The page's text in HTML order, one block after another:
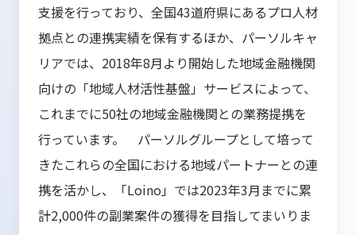
支援を行っており、全国43道府県にあるプロ人材
拠点との連携実績を保有するほか、パーソルキャ
リアでは、2018年8月より開始した地域金融機関
向けの「地域人材活性基盤」サービスによって、
これまでに50社の地域金融機関との業務提携を
行っています。 パーソルグループとして培って
きたこれらの全国における地域パートナーとの連
携を活かし、「Loino」では2023年3月までに累
計2,000件の副業案件の獲得を目指してまいりま